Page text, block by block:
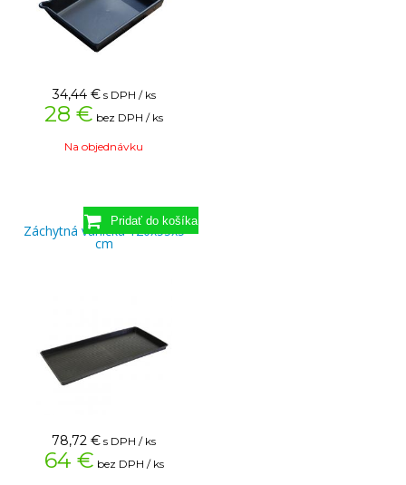
34,44 € s DPH / ks
28 € bez DPH / ks
Na objednávku
Záchytná vanička 120x55x5
cm
78,72 € s DPH / ks
64 € bez DPH / ks